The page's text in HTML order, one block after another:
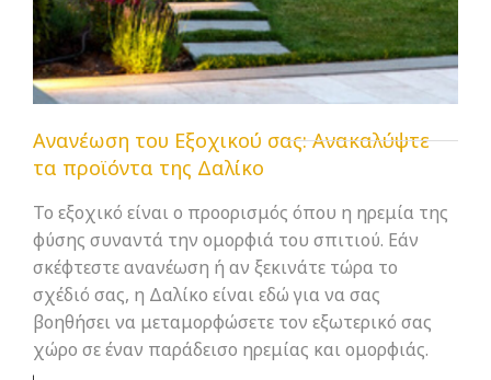
Ανανέωση του Εξοχικού σας: Ανακαλύψτε
τα προϊόντα της Δαλίκο
Το εξοχικό είναι ο προορισμός όπου η ηρεμία της
φύσης συναντά την ομορφιά του σπιτιού. Εάν
σκέφτεστε ανανέωση ή αν ξεκινάτε τώρα το
σχέδιό σας, η Δαλίκο είναι εδώ για να σας
βοηθήσει να μεταμορφώσετε τον εξωτερικό σας
χώρο σε έναν παράδεισο ηρεμίας και ομορφιάς.